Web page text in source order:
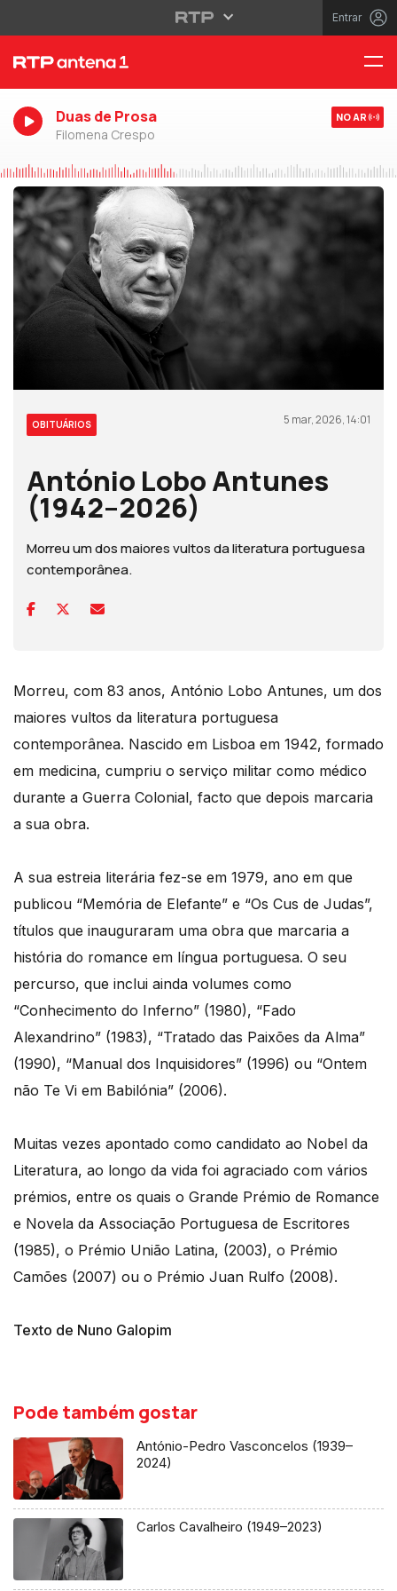
Entrar
Duas de Prosa
Filomena Crespo
NO AR
OBITUÁRIOS 5 mar, 2026, 14:01
António Lobo Antunes
(1942–2026)
Morreu um dos maiores vultos da literatura portuguesa
contemporânea.
Morreu, com 83 anos, António Lobo Antunes, um dos
maiores vultos da literatura portuguesa
contemporânea. Nascido em Lisboa em 1942, formado
em medicina, cumpriu o serviço militar como médico
durante a Guerra Colonial, facto que depois marcaria
a sua obra.
A sua estreia literária fez-se em 1979, ano em que
publicou “Memória de Elefante” e “Os Cus de Judas”,
títulos que inauguraram uma obra que marcaria a
história do romance em língua portuguesa. O seu
percurso, que inclui ainda volumes como
“Conhecimento do Inferno” (1980), “Fado
Alexandrino” (1983), “Tratado das Paixões da Alma”
(1990), “Manual dos Inquisidores” (1996) ou “Ontem
não Te Vi em Babilónia” (2006).
Muitas vezes apontado como candidato ao Nobel da
Literatura, ao longo da vida foi agraciado com vários
prémios, entre os quais o Grande Prémio de Romance
e Novela da Associação Portuguesa de Escritores
(1985), o Prémio União Latina, (2003), o Prémio
Camões (2007) ou o Prémio Juan Rulfo (2008).
Texto de Nuno Galopim
Pode também gostar
António-Pedro Vasconcelos (1939–
2024)
Carlos Cavalheiro (1949–2023)